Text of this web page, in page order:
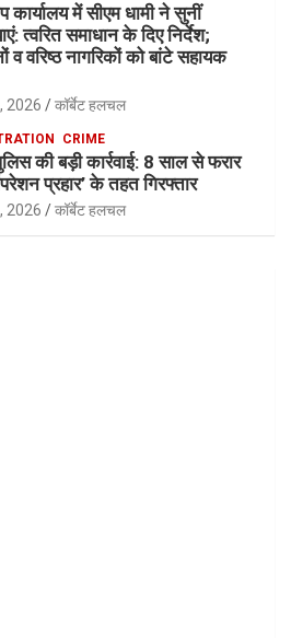
कार्यालय में सीएम धामी ने सुनीं
त्वरित समाधान के दिए निर्देश;
व वरिष्ठ नागरिकों को बांटे सहायक
2026 कॉर्बेट हलचल
CRIME
की बड़ी कार्रवाई: 8 साल से फरार
प्रहार’ के तहत गिरफ्तार
2026 कॉर्बेट हलचल